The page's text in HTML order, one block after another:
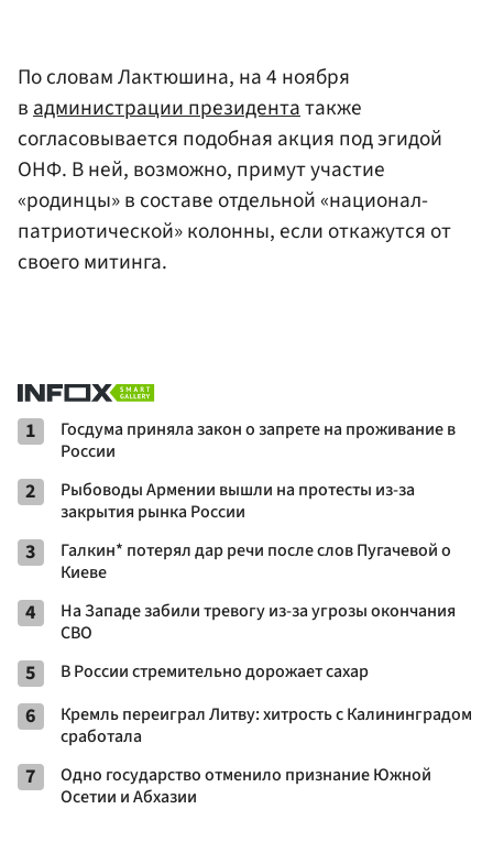
По словам Лактюшина, на 4 ноября
вадминистрации президентатакже
согласовывается подобная акция под эгидой
ОНФ. В ней, возможно, примут участие
«родинцы» в составе отдельной «национал-
патриотической» колонны, если откажутся от
своего митинга.
1
Госдума приняла закон о запрете на проживание в
России
2
Рыбоводы Армении вышли на протесты из-за
закрытия рынка России
3
Галкин* потерял дар речи после слов Пугачевой о
Киеве
4
На Западе забили тревогу из-за угрозы окончания
СВО
5 В России стремительно дорожает сахар
6
Кремль переиграл Литву: хитрость с Калининградом
сработала
7
Одно государство отменило признание Южной
Осетии и Абхазии